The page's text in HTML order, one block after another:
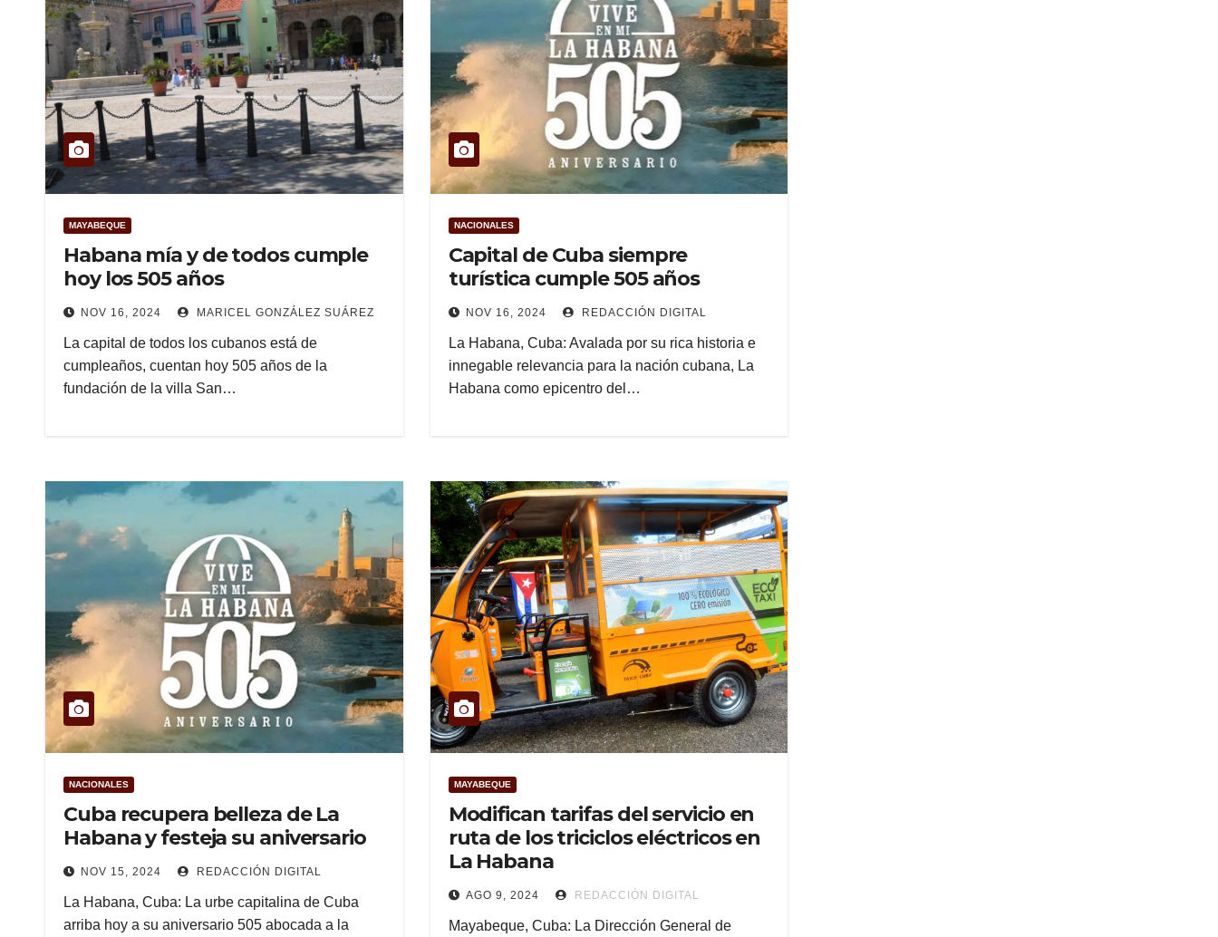
MAYABEQUE
Habana mía y de todos cumple
hoy los 505 años
NOV 16, 2024 MARICEL GONZÁLEZ SUÁREZ
La capital de todos los cubanos está de
cumpleaños, cuentan hoy 505 años de la
fundación de la villa San…
NACIONALES
Capital de Cuba siempre
turística cumple 505 años
NOV 16, 2024 REDACCIÓN DIGITAL
La Habana, Cuba: Avalada por su rica historia e
innegable relevancia para la nación cubana, La
Habana como epicentro del…
NACIONALES
Cuba recupera belleza de La
Habana y festeja su aniversario
NOV 15, 2024 REDACCIÓN DIGITAL
La Habana, Cuba: La urbe capitalina de Cuba
arriba hoy a su aniversario 505 abocada a la
MAYABEQUE
Modifican tarifas del servicio en
ruta de los triciclos eléctricos en
La Habana
AGO 9, 2024 REDACCIÓN DIGITAL
Mayabeque, Cuba: La Dirección General de